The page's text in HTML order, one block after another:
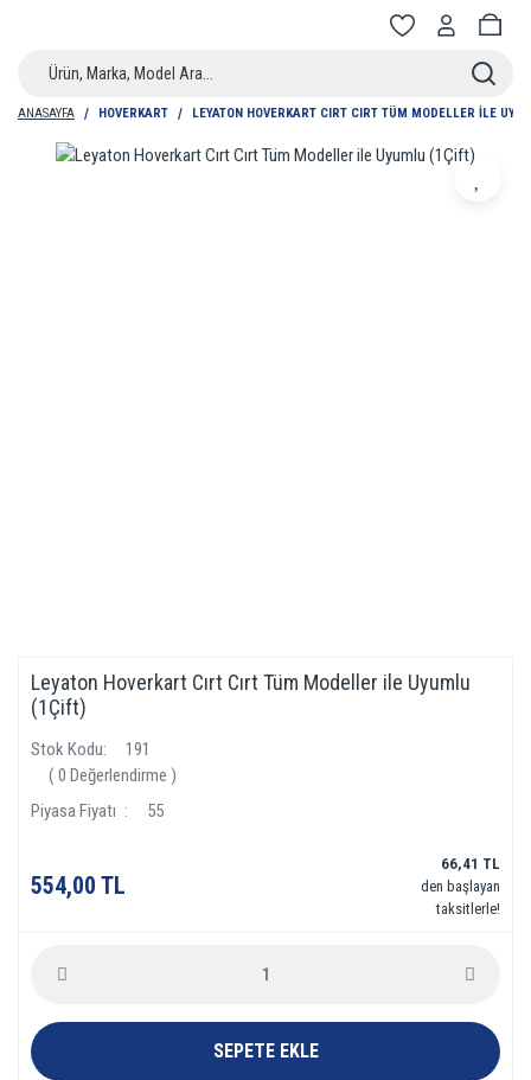
ANASAYFA HOVERKART LEYATON HOVERKART CIRT CIRT TÜM MODELLER ILE
Leyaton Hoverkart Cırt Cırt Tüm Modeller ile Uyumlu
(1Çift)
Stok Kodu
191
( 0 Değerlendirme )
Piyasa Fiyatı
55
554,00 TL
66,41 TL
den başlayan
taksitlerle!
SEPETE EKLE